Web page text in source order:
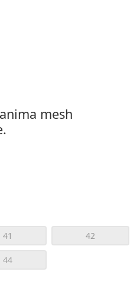
mesh
41 42
44